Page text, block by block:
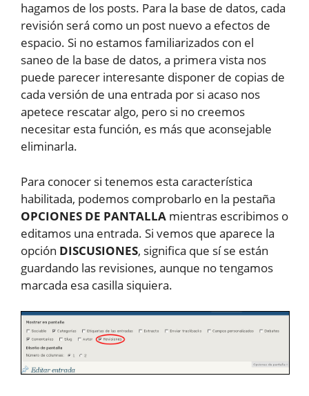
hagamos de los posts. Para la base de datos, cada
revisión será como un post nuevo a efectos de
espacio. Si no estamos familiarizados con el
saneo de la base de datos, a primera vista nos
puede parecer interesante disponer de copias de
cada versión de una entrada por si acaso nos
apetece rescatar algo, pero si no creemos
necesitar esta función, es más que aconsejable
eliminarla.
Para conocer si tenemos esta característica
habilitada, podemos comprobarlo en la pestaña
OPCIONES DE PANTALLA mientras escribimos o
editamos una entrada. Si vemos que aparece la
opción DISCUSIONES, significa que sí se están
guardando las revisiones, aunque no tengamos
marcada esa casilla siquiera.